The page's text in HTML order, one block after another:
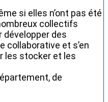
si elles n’ont pas été
collectifs
des
collaborative et s’en
les stocker et les
de